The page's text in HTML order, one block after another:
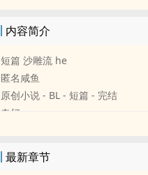
内容简介
短篇 沙雕流 he
匿名咸鱼
原创小说 - BL - 短篇 - 完结
奇幻
师琢玉在一处荒山上醒来，还没
到了那个人，失而复得，这一次
最新章节